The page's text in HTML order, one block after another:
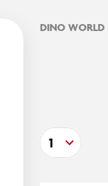
DINO WORLD
1